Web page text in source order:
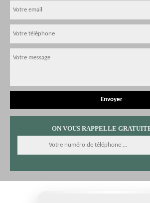
ON VOUS RAPPELLE